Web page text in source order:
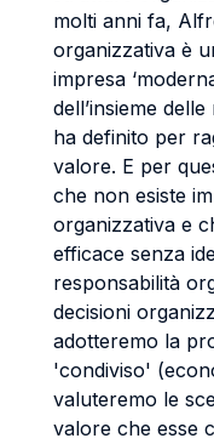
molti anni fa,
organizzativa è
impresa
dell’insieme
ha definito per
valore. E per
che non esiste
organizzativa e
efficace senza
responsabilità
decisioni
adotteremo la
'condiviso'
valuteremo le
valore che esse